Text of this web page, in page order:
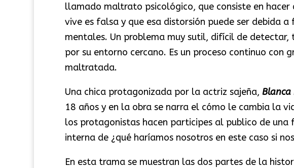
llamado maltrato psicológico, que consiste en
vive es falsa y que esa distorsión puede ser debida
mentales. Un problema muy sutil, difícil de
por su entorno cercano. Es un proceso continuo con
maltratada.
Una chica protagonizada por la actriz sajeña, Blanca
18 años y en la obra se narra el cómo le cambia la
los protagonistas hacen participes al publico de
interna de ¿qué haríamos nosotros en este caso si
En esta trama se muestran las dos partes de la